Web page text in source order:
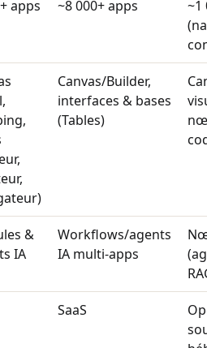
apps ~8 000+ apps
~1
Canvas/Builder,
interfaces & bases
(Tables)
&
IA
Workflows/agents
IA multi-apps
SaaS